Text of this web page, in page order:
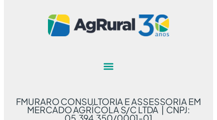
FMURARO CONSULTORIA E ASSESSORIA EM
MERCADO AGRÍCOLA S/C LTDA | CNPJ: